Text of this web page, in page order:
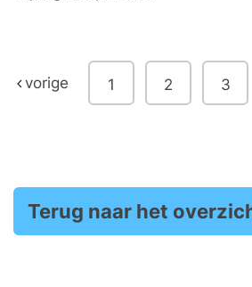
vorige 1 2 3
Terug naar het